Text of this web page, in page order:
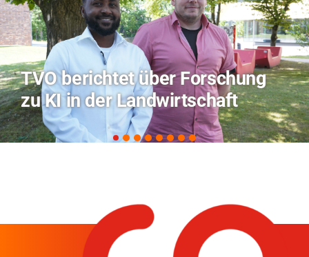
Hitze-Aktionstag: Hochschule
Coburg im Radio Bamberg